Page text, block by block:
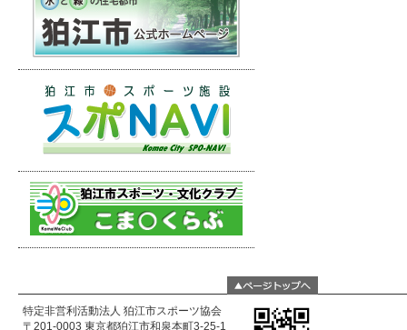
特定非営利活動法人 狛江市スポーツ協会
〒201-0003 東京都狛江市和泉本町3-25-1